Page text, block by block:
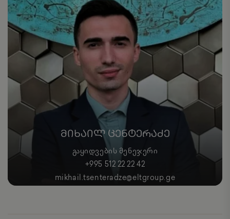
ᲛᲘᲮᲐᲘᲚ ᲪᲔᲜᲢᲔᲠᲐᲫᲔ
ᲒᲐᲧᲘᲓᲕᲔᲑᲘᲡ ᲛᲔᲜᲔᲯᲔᲠᲘ
+995 512 22 22 42
mikhail.tsenteradze@eltgroup.ge